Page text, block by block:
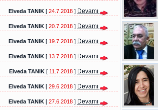
Elveda TANIK[24.7.2018 ] Devamı
Elveda TANIK[20.7.2018 ] Devamı
Elveda TANIK[19.7.2018 ] Devamı
Elveda TANIK[13.7.2018 ] Devamı
Elveda TANIK[11.7.2018 ] Devamı
Elveda TANIK[29.6.2018 ] Devamı
Elveda TANIK[27.6.2018 ] Devamı